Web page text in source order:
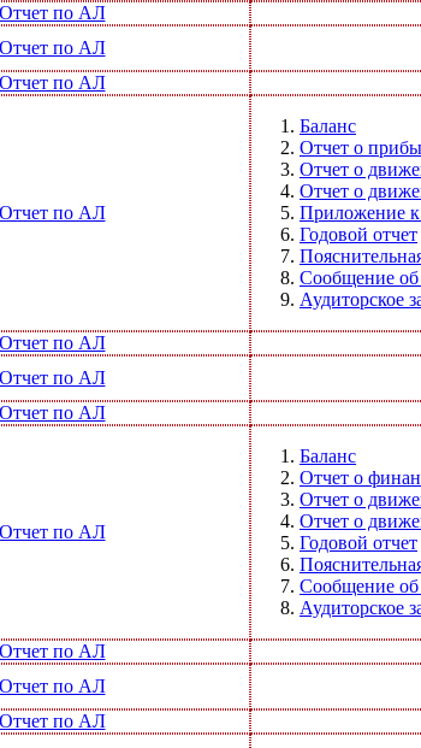
Отчет по АЛ
Отчет по АЛ
Отчет по АЛ
Отчет по АЛ
Баланс
Отчет о
Отчет о
Отчет о
Приложение к
Годовой отчет
Сообщение об
Аудиторское
Отчет по АЛ
Отчет по АЛ
Отчет по АЛ
Отчет по АЛ
Баланс
Отчет о
Отчет о
Отчет о
Годовой отчет
Сообщение об
Аудиторское
Отчет по АЛ
Отчет по АЛ
Отчет по АЛ